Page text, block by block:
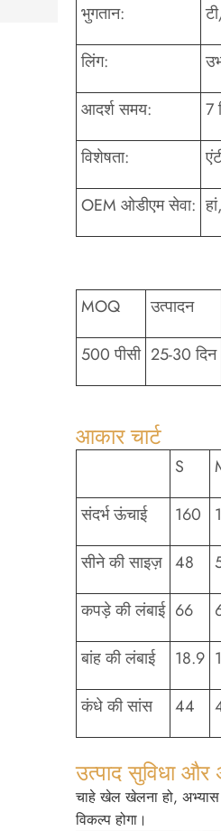
भुगतान:
लिंग:
आदर्श समय: 7
विशेषता:
OEM ओडीएम सेवा:
MOQ उत्पादन
500 पीसी 25-30 दिन
आकार चार्ट
S
संदर्भ ऊंचाई 160
सीने की साइज़ 48
कपड़े की लंबाई 66
बांह की लंबाई 18.9
कंधे की सांस 44
उत्पाद सुविधा और
चाहे खेल खेलना हो, अभ्यास
विकल्प होगा।